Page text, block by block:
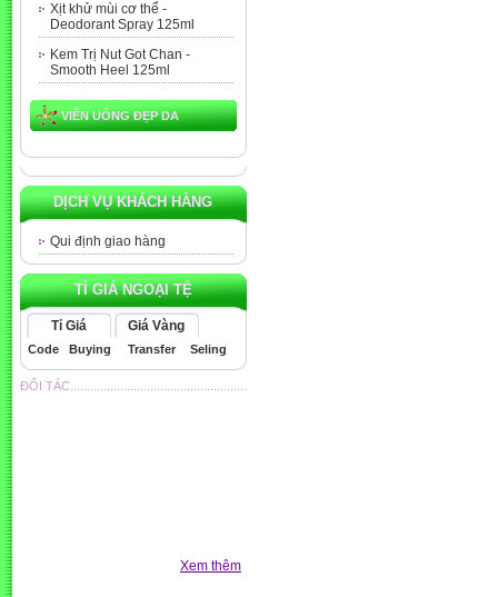
Xịt khử mùi cơ thể -
Deodorant Spray 125ml
Kem Trị Nut Got Chan -
Smooth Heel 125ml
VIÊN UỐNG ĐẸP DA
DỊCH VỤ KHÁCH HÀNG
Qui định giao hàng
TỈ GIÁ NGOẠI TỆ
Tỉ Giá Giá Vàng
Code Buying Transfer Seling
ĐỐI TÁC.....................................................
Xem thêm